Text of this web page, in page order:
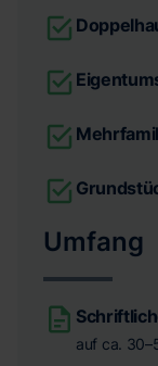
Umfang
auf ca.